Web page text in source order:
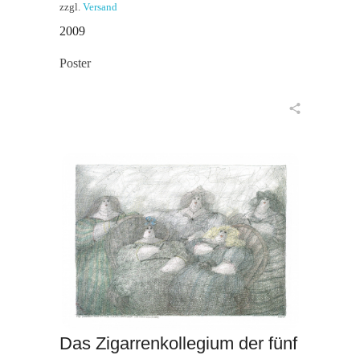
zzgl. Versand
2009
Poster
Das Zigarrenkollegium der fünf